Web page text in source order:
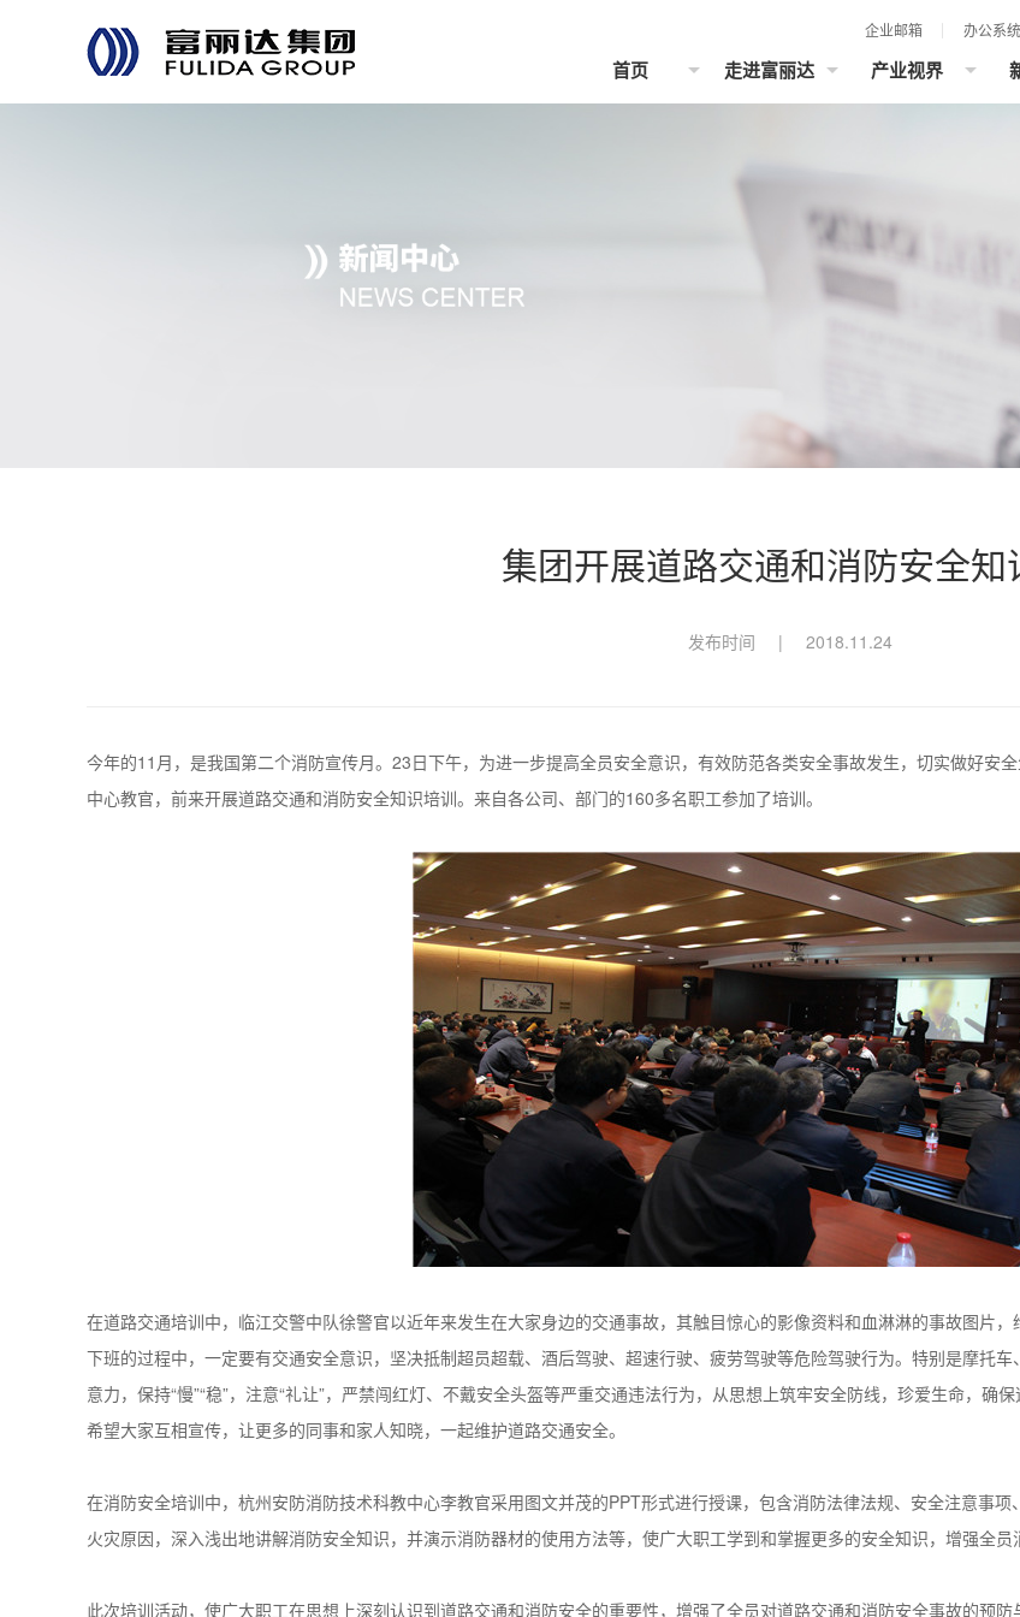
企业邮箱 办公系统
首页 走进富丽达 产业视界
集团开展道路交通和消防安全知
发布时间 | 2018.11.24
今年的11月，是我国第二个消防宣传月。23日下午，为进一步提高全员安全意识，有效防范各类安全事故发生，切实做好安
中心教官，前来开展道路交通和消防安全知识培训。来自各公司、部门的160多名职工参加了培训。
在道路交通培训中，临江交警中队徐警官以近年来发生在大家身边的交通事故，其触目惊心的影像资料和血淋淋的事故图片
下班的过程中，一定要有交通安全意识，坚决抵制超员超载、酒后驾驶、超速行驶、疲劳驾驶等危险驾驶行为。特别是摩托
意力，保持“慢”“稳”，注意“礼让”，严禁闯红灯、不戴安全头盔等严重交通违法行为，从思想上筑牢安全防线，珍爱生命，确
希望大家互相宣传，让更多的同事和家人知晓，一起维护道路交通安全。
在消防安全培训中，杭州安防消防技术科教中心李教官采用图文并茂的PPT形式进行授课，包含消防法律法规、安全注意事
火灾原因，深入浅出地讲解消防安全知识，并演示消防器材的使用方法等，使广大职工学到和掌握更多的安全知识，增强全员
此次培训活动，使广大职工在思想上深刻认识到道路交通和消防安全的重要性，增强了全员对道路交通和消防安全事故的预